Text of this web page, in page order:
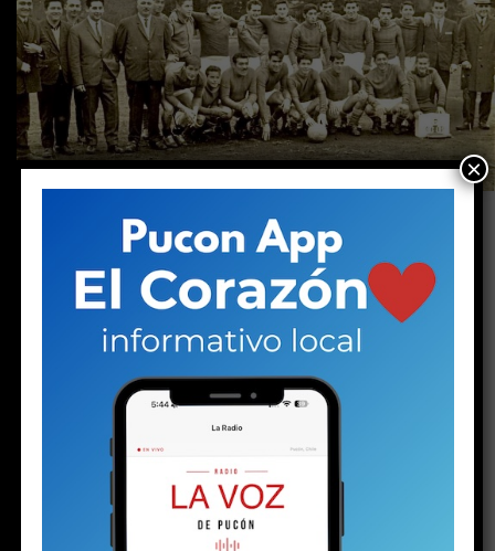
En La Voz de Pucón inauguramos Fotografías
con historia, una sección que busca rescatar
imágenes que forman parte de la memoria de
nuestra comuna. A través de antiguas
fotografías queremos recordar a sus
protagonistas, reconstruir historias y preservar
el patrimonio humano de Pucón para las
nuevas generaciones.
Por Rodrigo Navarro (Palomo)
×